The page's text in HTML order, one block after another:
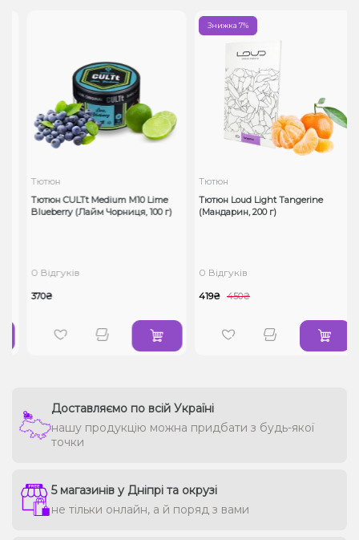
Тютюн
Тютюн CULTt Medium M10 Lime
Blueberry (Лайм Чорниця, 100 г)
0 Відгуків
370₴
Знижка 7%
Тютюн
Тютюн Loud Light Tangerine
(Мандарин, 200 г)
0 Відгуків
419₴ 450₴
Доставляємо по всій Україні
нашу продукцію можна придбати з будь-якої
точки
5 магазинів у Дніпрі та окрузі
не тільки онлайн, а й поряд з вами